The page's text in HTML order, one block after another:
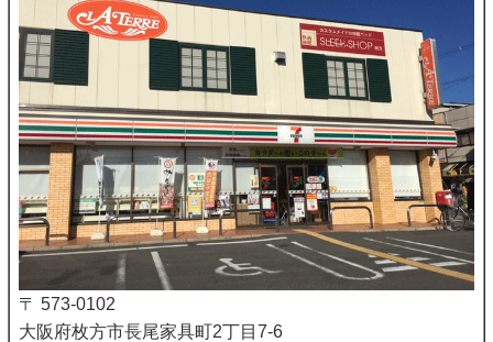
〒 573-0102
大阪府枚方市長尾家具町2丁目7-6